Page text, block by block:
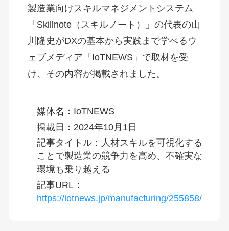
製造業向けスキルマネジメントシステム
「Skillnote（スキルノート）」の代表の山
川隆史がDXの基本から実践まで学べるウ
ェブメディア「IoTNEWS」で取材を受
け、その内容が掲載されました。
媒体名：IoTNEWS
掲載日：2024年10月1日
記事タイトル：人材スキルを可視化する
ことで製造業の競争力を高め、不確実な
環境も乗り越える
記事URL：
https://iotnews.jp/manufacturing/255858/